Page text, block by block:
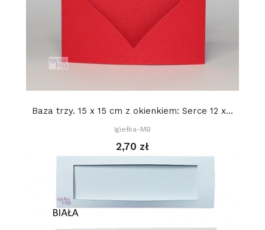
Baza trzy. 15 x 15 cm z okienkiem: Serce 12 x...
Igiełka-MB
2,70 zł